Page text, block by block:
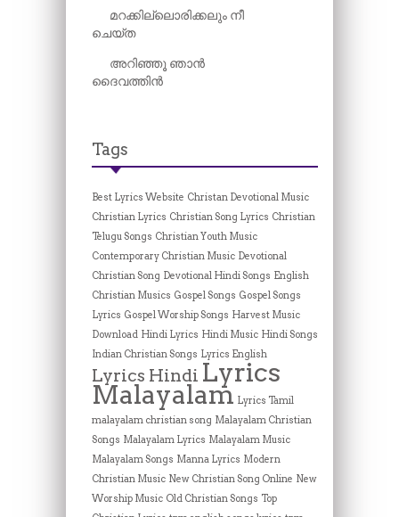
മറക്കില്ലൊരിക്കലും നീ
ചെയ്ത
അറിഞ്ഞൂ ഞാൻ
ദൈവത്തിൻ
Tags
Best Lyrics Website Christan Devotional Music
Christian Lyrics Christian Song Lyrics Christian
Telugu Songs Christian Youth Music
Contemporary Christian Music Devotional
Christian Song Devotional Hindi Songs English
Christian Musics Gospel Songs Gospel Songs
Lyrics Gospel Worship Songs Harvest Music
Download Hindi Lyrics Hindi Music Hindi Songs
Indian Christian Songs Lyrics English
Lyrics Hindi Lyrics
Malayalam Lyrics Tamil
malayalam christian song Malayalam Christian
Songs Malayalam Lyrics Malayalam Music
Malayalam Songs Manna Lyrics Modern
Christian Music New Christian Song Online New
Worship Music Old Christian Songs Top